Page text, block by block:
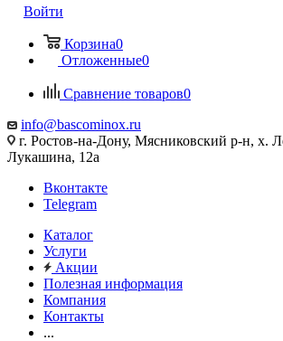
Войти
Корзина0
Отложенные0
Сравнение товаров0
info@bascominox.ru
г. Ростов-на-Дону, Мясниковский р-н, х.
Лукашина, 12а
Вконтакте
Telegram
Каталог
Услуги
Акции
Полезная информация
Компания
Контакты
...